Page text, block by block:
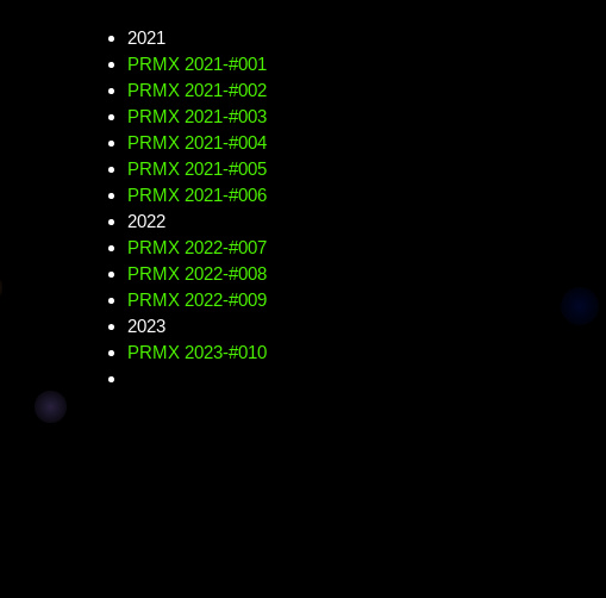
2021
PRMX 2021-#001
PRMX 2021-#002
PRMX 2021-#003
PRMX 2021-#004
PRMX 2021-#005
PRMX 2021-#006
2022
PRMX 2022-#007
PRMX 2022-#008
PRMX 2022-#009
2023
PRMX 2023-#010